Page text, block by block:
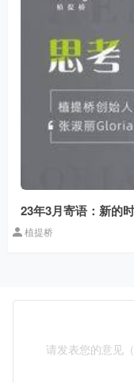
23年3月寄语：新的
植提桥
请发表您的意见